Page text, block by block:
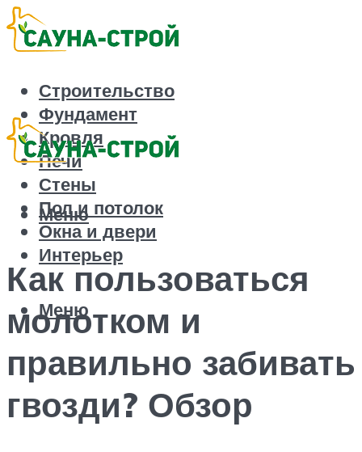
Строительство
Фундамент
Кровля
Печи
Стены
Пол и потолок
Окна и двери
Интерьер
Меню
Меню
Как пользоваться
молотком и
правильно забивать
гвозди? Обзор